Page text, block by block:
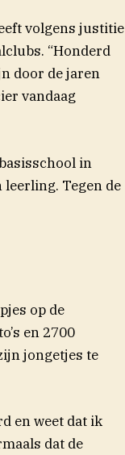
volgens justitie
“Honderd
door de jaren
vandaag
in
Tegen de
op de
en 2700
jongetjes te
en weet dat ik
dat de